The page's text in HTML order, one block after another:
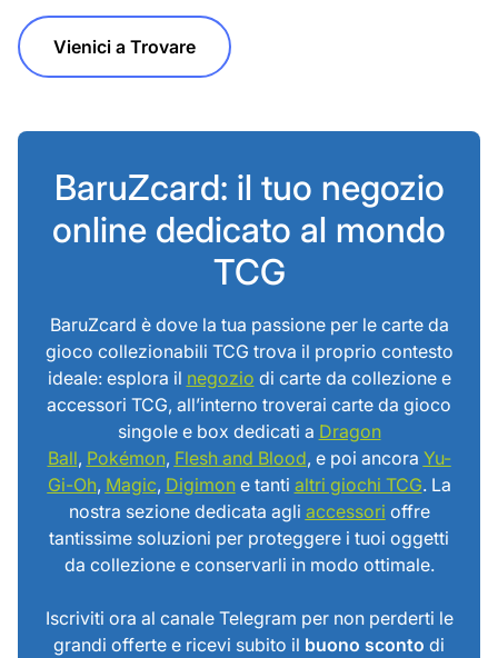
Vienici a Trovare
BaruZcard: il tuo negozio
online dedicato al mondo
TCG
BaruZcard è dove la tua passione per le carte da
gioco collezionabili TCG trova il proprio contesto
ideale: esplora il negozio di carte da collezione e
accessori TCG, all’interno troverai carte da gioco
singole e box dedicati a Dragon
Ball, Pokémon, Flesh and Blood, e poi ancora Yu-
Gi-Oh, Magic, Digimone tanti altri giochi TCG. La
nostra sezione dedicata agli accessori offre
tantissime soluzioni per proteggere i tuoi oggetti
da collezione e conservarli in modo ottimale.
Iscriviti ora al canale Telegram per non perderti le
grandi offerte e ricevi subito il buono sconto di